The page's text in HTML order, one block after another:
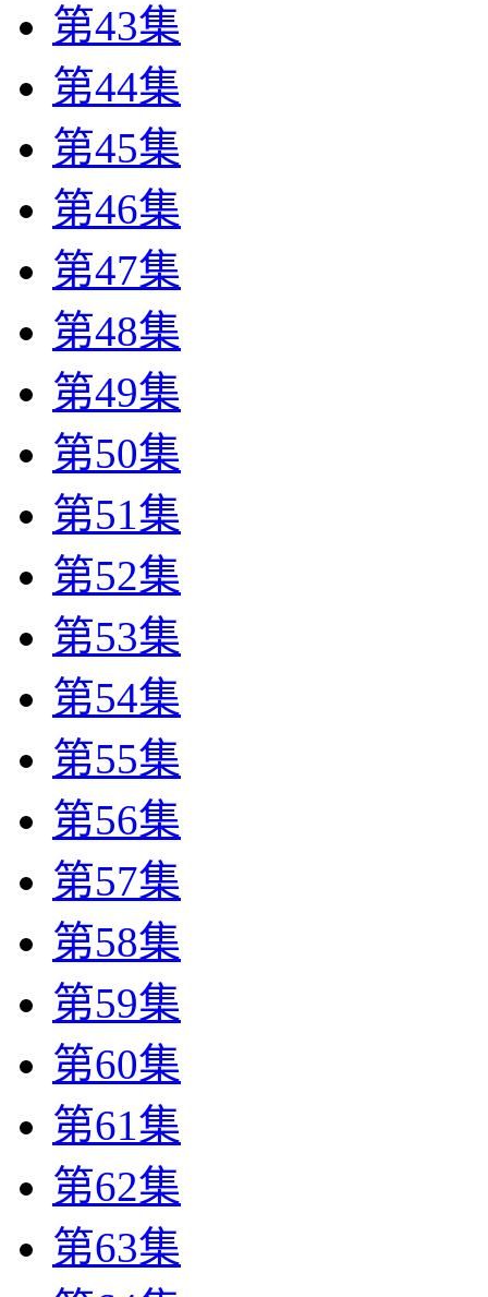
第43集
第44集
第45集
第46集
第47集
第48集
第49集
第50集
第51集
第52集
第53集
第54集
第55集
第56集
第57集
第58集
第59集
第60集
第61集
第62集
第63集